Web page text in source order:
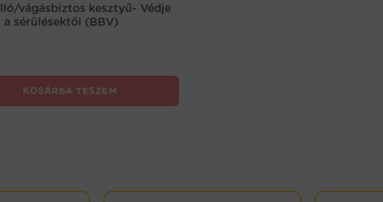
vágásbiztos kesztyű- Védje
a sérülésektől (BBV)
KOSÁRBA TESZEM